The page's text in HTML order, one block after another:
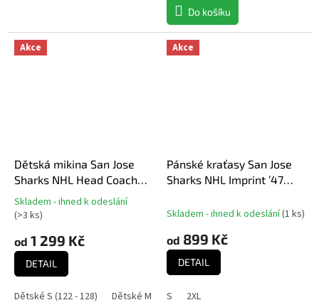
hvězdiček.
Do košíku
Akce
Dětská mikina San Jose
Sharks NHL Head Coach
Hoody
Průměrné
hodnocení
produktu
je
5,0
z
5
Skladem - ihned k odeslání
(>3 ks)
od 1 299 Kč
DETAIL
Dětské S (122 - 128) Dětské M (140 - 146)
Akce
Pánské kraťasy San Jose
Sharks NHL Imprint ’47
Skladem - ihned k odeslání(1 ks)
od 899 Kč
DETAIL
S 2XL